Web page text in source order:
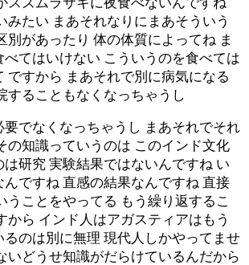
みたい まあそれなりにまあそういう
別があったり 体の体質によってね ま
てはいけない こういうのを食べては
ですから まあそれで別に病気になる
することもなくなっちゃうし
でなくなっちゃうし まあそれでそれ
の知識っていうのは このインド文化
研究 実験結果ではないんですね い
ですね 直感の結果なんですね 直接
うことをやってる もう繰り返するこ
から インド人はアガスティアはもう
のは別に無理 現代人しかやってませ
いどうせ知識がだらけているんだから